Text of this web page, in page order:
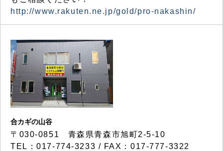
http://www.rakuten.ne.jp/gold/pro-nakashin/
合カギの山谷
〒030-0851 青森県青森市旭町2-5-10
TEL：017-774-3233 / FAX：017-777-3322